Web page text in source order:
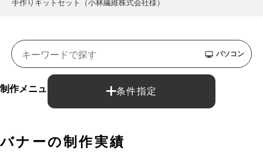
手作りキットセット（小林繊維株式会社様）
条件指定
パソコン
制作メニュー： バナー制作
バナーの制作実績